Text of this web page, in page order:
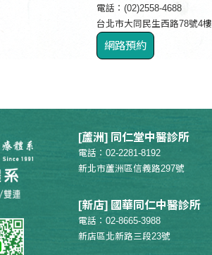
電話：(02)2558-4688
台北市大同民生西路78號4樓
網路預約
[蘆洲] 同仁堂中醫診所
電話：02-2281-8192
新北市蘆洲區信義路297號
[新店] 國華同仁中醫診所
電話：02-8665-3988
新店區北新路三段23號